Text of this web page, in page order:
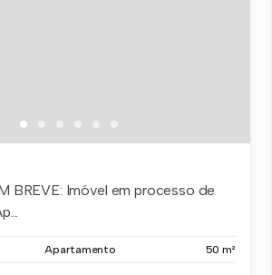
BREVE: Imóvel em processo de
Apartamento 50 m²